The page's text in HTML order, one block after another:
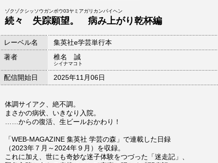
ゾクゾクシッソウガンボウ03ヤミアガリカンパイヘン
続々 失踪願望。 病み上がり乾杯編
レーベル名
集英社e学芸単行本
著者
椎名 誠
シイナマコト
配信開始日 2025年11月06日
体調サイアク、絶不調。
まさかの病状、いきなり入院。
……からの復活、生ビールおかわり！
「WEB-MAGAZINE 集英社 学芸の森」で連載した日録
（2023年７月～2024年９月）を収録。
これに加え、世にも奇妙な迷子体験をつづった「迷走記」、